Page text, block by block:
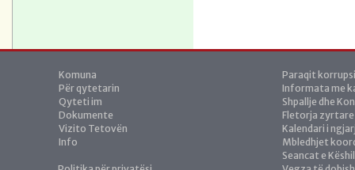
Komuna
Për qytetarin
Qyteti im
Dokumente
Vizito Tetovën
Info
Paraqit
Informata me
Shpallje dhe
Fletorja zyrtare
Kalendari i
Mbledhjet
Seancat e